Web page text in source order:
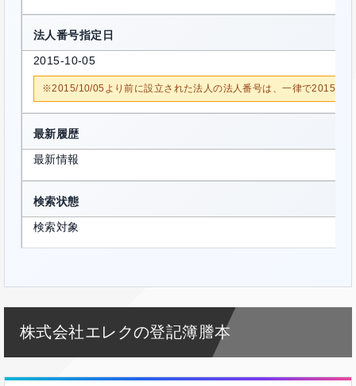
法人番号指定日
2015-10-05
※2015/10/05より前に設立された法人の法人番号は、一律で2015/10/
最新履歴
最新情報
検索状態
検索対象
株式会社エレクの登記簿謄本